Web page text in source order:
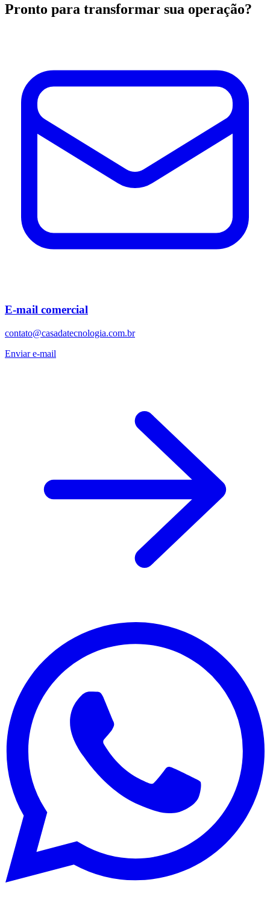
Pronto para transformar sua operação?
E-mail comercial
contato@casadatecnologia.com.br
Enviar e-mail